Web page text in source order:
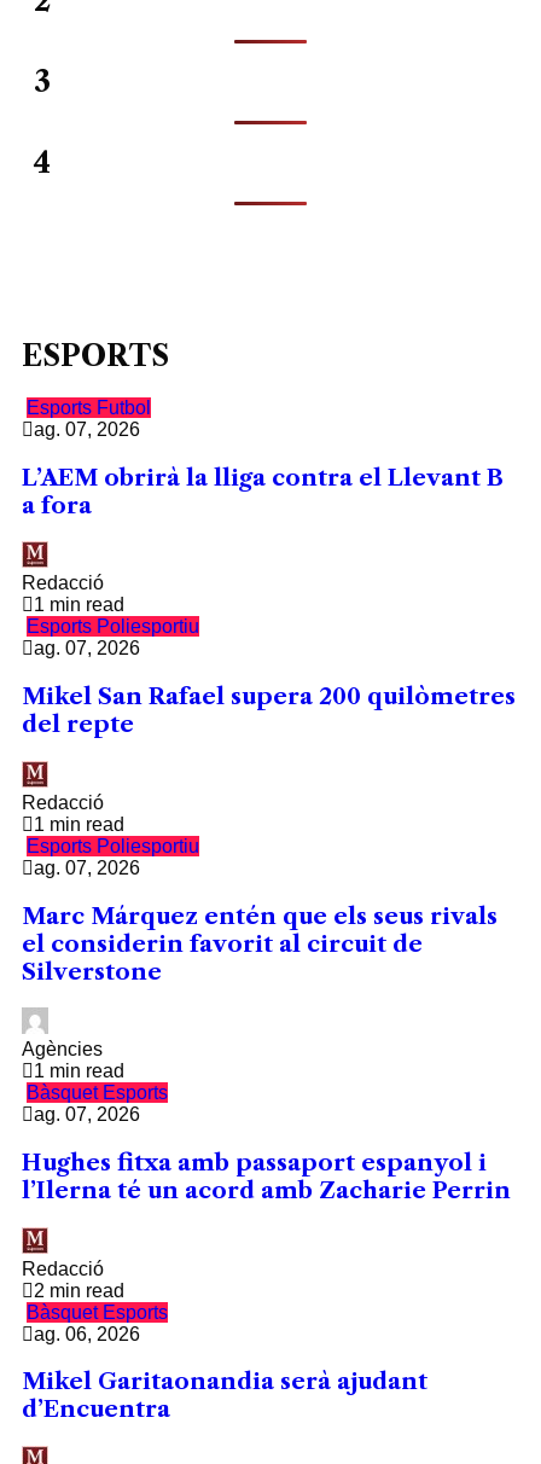
3
4
ESPORTS
Esports Futbol
ag. 07, 2026
L’AEM obrirà la lliga contra el Llevant B
a fora
Redacció
1 min read
Esports Poliesportiu
ag. 07, 2026
Mikel San Rafael supera 200 quilòmetres
del repte
Redacció
1 min read
Esports Poliesportiu
ag. 07, 2026
Marc Márquez entén que els seus rivals
el considerin favorit al circuit de
Silverstone
Agències
1 min read
Bàsquet Esports
ag. 07, 2026
Hughes fitxa amb passaport espanyol i
l’Ilerna té un acord amb Zacharie Perrin
Redacció
2 min read
Bàsquet Esports
ag. 06, 2026
Mikel Garitaonandia serà ajudant
d’Encuentra